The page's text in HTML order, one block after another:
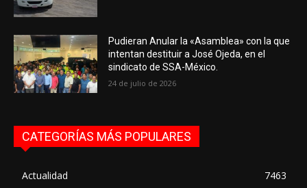
Pudieran Anular la «Asamblea» con la que
intentan destituir a José Ojeda, en el
sindicato de SSA-México.
24 de julio de 2026
CATEGORÍAS MÁS POPULARES
Actualidad
7463